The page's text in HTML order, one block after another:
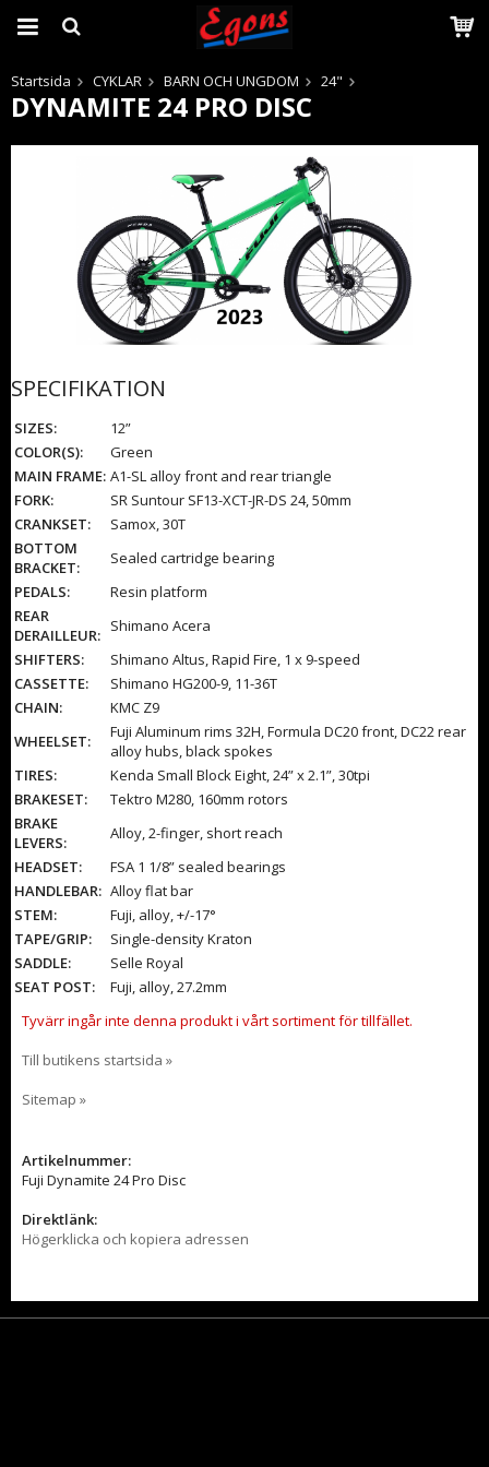
Produkten har blivit tillagd i varukorgen
Startsida CYKLAR BARN OCH UNGDOM 24"
DYNAMITE 24 PRO DISC
SPECIFIKATION
SIZES:
12”
COLOR(S):
Green
MAIN FRAME: A1-SL alloy front and rear triangle
FORK:
SR Suntour SF13-XCT-JR-DS 24, 50mm
CRANKSET:
Samox, 30T
BOTTOM
BRACKET:
Sealed cartridge bearing
PEDALS:
Resin platform
REAR
DERAILLEUR: Shimano Acera
SHIFTERS:
Shimano Altus, Rapid Fire, 1 x 9-speed
CASSETTE:
Shimano HG200-9, 11-36T
CHAIN:
KMC Z9
WHEELSET:
Fuji Aluminum rims 32H, Formula DC20 front, DC22 rear
alloy hubs, black spokes
TIRES:
Kenda Small Block Eight, 24” x 2.1”, 30tpi
BRAKESET:
Tektro M280, 160mm rotors
BRAKE
LEVERS:
Alloy, 2-finger, short reach
HEADSET:
FSA 1 1/8” sealed bearings
HANDLEBAR: Alloy flat bar
STEM:
Fuji, alloy, +/-17°
TAPE/GRIP:
Single-density Kraton
SADDLE:
Selle Royal
SEAT POST:
Fuji, alloy, 27.2mm
Tyvärr ingår inte denna produkt i vårt sortiment för tillfället.
Till butikens startsida »
Sitemap »
Artikelnummer:
Fuji Dynamite 24 Pro Disc
Direktlänk:
Högerklicka och kopiera adressen